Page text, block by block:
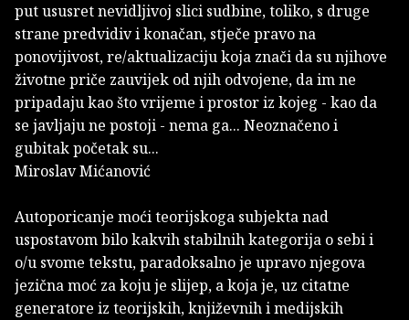
put ususret nevidljivoj slici sudbine, toliko, s druge
strane predvidiv i konačan, stječe pravo na
ponovijivost, re/aktualizaciju koja znači da su njihove
životne priče zauvijek od njih odvojene, da im ne
pripadaju kao što vrijeme i prostor iz kojeg - kao da
se javljaju ne postoji - nema ga... Neoznačeno i
gubitak početak su...
Miroslav Mićanović
Autoporicanje moći teorijskoga subjekta nad
uspostavom bilo kakvih stabilnih kategorija o sebi i
o/u svome tekstu, paradoksalno je upravo njegova
jezična moć za koju je slijep, a koja je, uz citatne
generatore iz teorijskih, književnih i medijskih